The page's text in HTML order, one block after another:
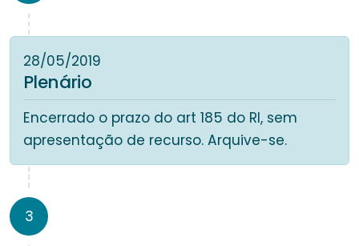
28/05/2019
Plenário
Encerrado o prazo do art 185 do RI, sem
apresentação de recurso. Arquive-se.
3